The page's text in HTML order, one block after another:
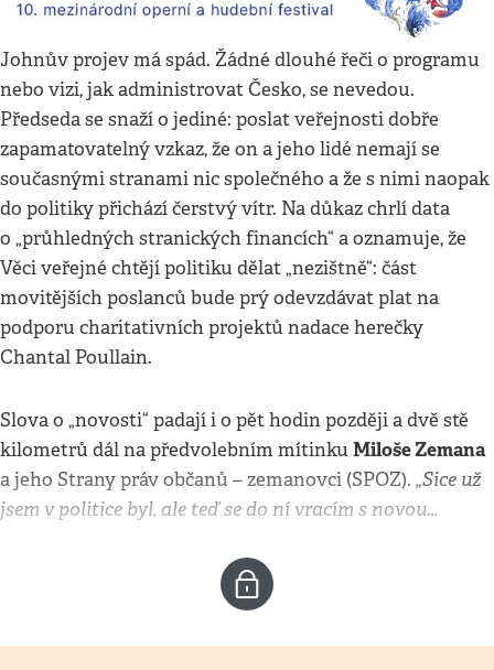
Johnův projev má spád. Žádné dlouhé řeči o programu
nebo vizi, jak administrovat Česko, se nevedou.
Předseda se snaží o jediné: poslat veřejnosti dobře
zapamatovatelný vzkaz, že on a jeho lidé nemají se
současnými stranami nic společného a že s nimi naopak
do politiky přichází čerstvý vítr. Na důkaz chrlí data
o „průhledných stranických financích“ a oznamuje, že
Věci veřejné chtějí politiku dělat „nezištně“: část
movitějších poslanců bude prý odevzdávat plat na
podporu charitativních projektů nadace herečky
Chantal Poullain.
Slova o „novosti“ padají i o pět hodin později a dvě stě
kilometrů dál na předvolebním mítinku Miloše Zemana
a jeho Strany práv občanů – zemanovci (SPOZ). „Sice už
jsem v politice byl, ale teď se do ní vracím s novou…